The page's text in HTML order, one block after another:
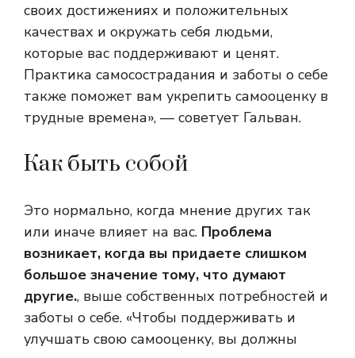
своих достижениях и положительных
качествах и окружать себя людьми,
которые вас поддерживают и ценят.
Практика самосострадания и заботы о себе
также поможет вам укрепить самооценку в
трудные времена», — советует Гальван.
Как быть собой
Это нормально, когда мнение других так
или иначе влияет на вас. Проблема
возникает, когда вы придаете слишком
большое значение тому, что думают
другие., выше собственных потребностей и
заботы о себе. «Чтобы поддерживать и
улучшать свою самооценку, вы должны